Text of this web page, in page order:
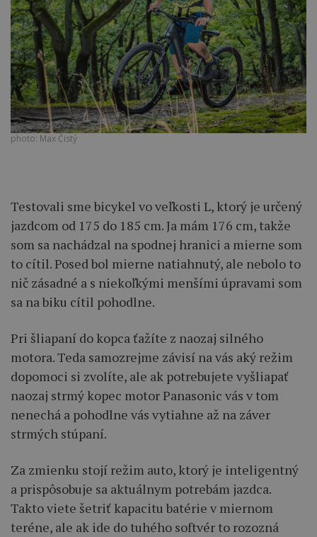
photo: Max Čistý
Testovali sme bicykel vo veľkosti L, ktorý je určený
jazdcom od 175 do 185 cm. Ja mám 176 cm, takže
som sa nachádzal na spodnej hranici a mierne som
to cítil. Posed bol mierne natiahnutý, ale nebolo to
nič zásadné a s niekoľkými menšími úpravami som
sa na biku cítil pohodlne.
Pri šliapaní do kopca ťažíte z naozaj silného
motora. Teda samozrejme závisí na vás aký režim
dopomoci si zvolíte, ale ak potrebujete vyšliapať
naozaj strmý kopec motor Panasonic vás v tom
nenechá a pohodlne vás vytiahne až na záver
strmých stúpaní.
Za zmienku stojí režim auto, ktorý je inteligentný
a prispôsobuje sa aktuálnym potrebám jazdca.
Takto viete šetriť kapacitu batérie v miernom
teréne, ale ak ide do tuhého softvér to rozozná